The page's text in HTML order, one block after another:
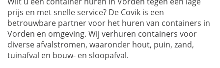
prijs en met snelle service? De Covik is een
betrouwbare partner voor het huren van containers in
Vorden en omgeving. Wij verhuren containers voor
diverse afvalstromen, waaronder hout, puin, zand,
tuinafval en bouw- en sloopafval.